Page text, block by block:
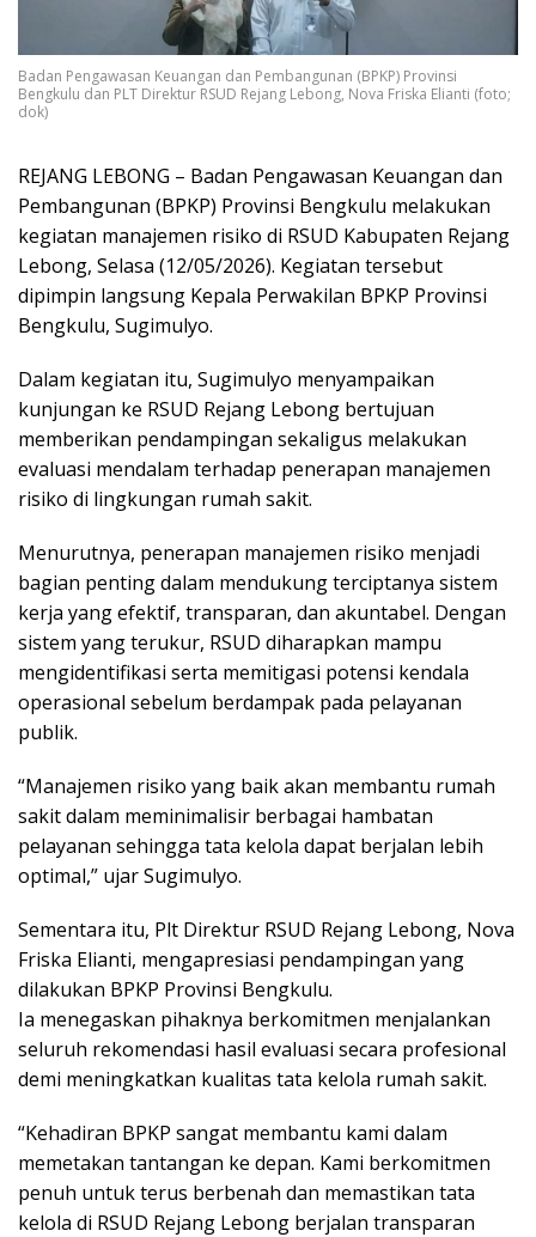
Badan Pengawasan Keuangan dan Pembangunan (BPKP) Provinsi
Bengkulu dan PLT Direktur RSUD Rejang Lebong, Nova Friska Elianti (foto;
dok)
REJANG LEBONG – Badan Pengawasan Keuangan dan
Pembangunan (BPKP) Provinsi Bengkulu melakukan
kegiatan manajemen risiko di RSUD Kabupaten Rejang
Lebong, Selasa (12/05/2026). Kegiatan tersebut
dipimpin langsung Kepala Perwakilan BPKP Provinsi
Bengkulu, Sugimulyo.
Dalam kegiatan itu, Sugimulyo menyampaikan
kunjungan ke RSUD Rejang Lebong bertujuan
memberikan pendampingan sekaligus melakukan
evaluasi mendalam terhadap penerapan manajemen
risiko di lingkungan rumah sakit.
Menurutnya, penerapan manajemen risiko menjadi
bagian penting dalam mendukung terciptanya sistem
kerja yang efektif, transparan, dan akuntabel. Dengan
sistem yang terukur, RSUD diharapkan mampu
mengidentifikasi serta memitigasi potensi kendala
operasional sebelum berdampak pada pelayanan
publik.
“Manajemen risiko yang baik akan membantu rumah
sakit dalam meminimalisir berbagai hambatan
pelayanan sehingga tata kelola dapat berjalan lebih
optimal,” ujar Sugimulyo.
Sementara itu, Plt Direktur RSUD Rejang Lebong, Nova
Friska Elianti, mengapresiasi pendampingan yang
dilakukan BPKP Provinsi Bengkulu.
Ia menegaskan pihaknya berkomitmen menjalankan
seluruh rekomendasi hasil evaluasi secara profesional
demi meningkatkan kualitas tata kelola rumah sakit.
“Kehadiran BPKP sangat membantu kami dalam
memetakan tantangan ke depan. Kami berkomitmen
penuh untuk terus berbenah dan memastikan tata
kelola di RSUD Rejang Lebong berjalan transparan